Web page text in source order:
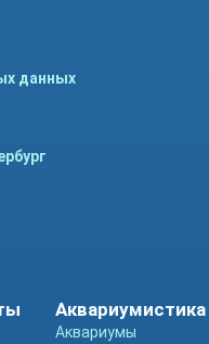
данных
Аквариумистика
Аквариумы